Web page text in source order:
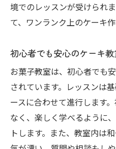
境でのレッスンが受けられ
て、ワンランク上のケーキ
初心者でも安心のケーキ
お菓子教室は、初心者でも
されています。レッスンは
ースに合わせて進行します
なく、楽しく学べるように
トします。また、教室内は